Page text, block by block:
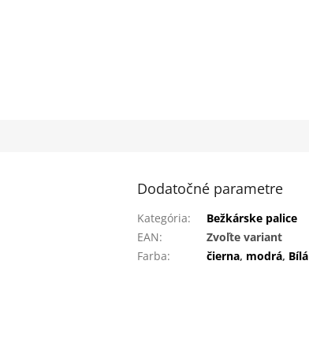
Dodatočné parametre
Kategória:
Bežkárske palice
EAN:
Zvoľte variant
Farba: čierna, modrá, Bílá